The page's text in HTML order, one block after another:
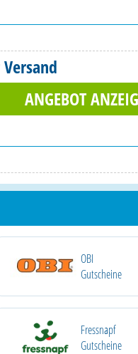
ANGEBOT
OBI
Gutscheine
Fressnapf
Gutscheine